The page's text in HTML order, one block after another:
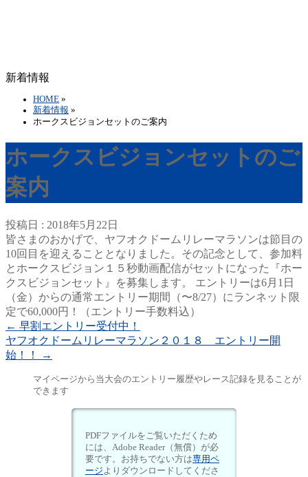
新着情報
HOME »
新着情報 »
ホークスビジョンセットのご案内
ホークスビジョンセットのご
案内
投稿日 : 2018年5月22日
皆さまのおかげで、ヤフオクドームリレーマラソンは節目の
10回目を迎えることとなりました。その記念として、参加料
とホークスビジョン１５秒動画配信がセットになった『ホー
クスビジョンセット』を募集します。 エントリーは6月1日
（金）からの通常エントリー期間（〜8/27）にランネット限
定で60,000円！（エントリー手数料込）
← 早割エントリー受付中！
ヤフオクドームリレーマラソン２０１８ エントリー開
始！！
→
マイページから当大会のエントリー履歴やレース記録を見ることが
できます
PDFファイルをご覧いただくため
には、Adobe Reader（無償）が必
要です。お持ちでない方は専用ペ
ージよりダウンロードしてくださ